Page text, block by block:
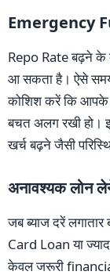
Emergency
Repo Rate बढ़ने के
आ सकता है। ऐसे
कोशिश करें कि आपके
बचत अलग रखी हो।
खर्च बढ़ने जैसी
अनावश्यक लोन
जब ब्याज दरें
Card Loan या
केवल जरूरी